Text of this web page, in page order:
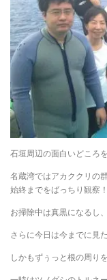
石垣周辺の面白いどころ
名蔵湾ではアカククリの
始終までをばっちり観察！
お掃除中は真黒になるし
さらに今日は今までに見
しかもずぅっと根の周り